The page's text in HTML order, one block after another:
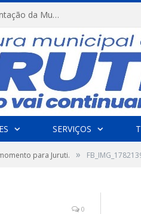
FESTRIBAL 2026 – No Coração da Amazônia. Apresentação da Munduruku.
SERVIÇOS
para Juruti. »
0